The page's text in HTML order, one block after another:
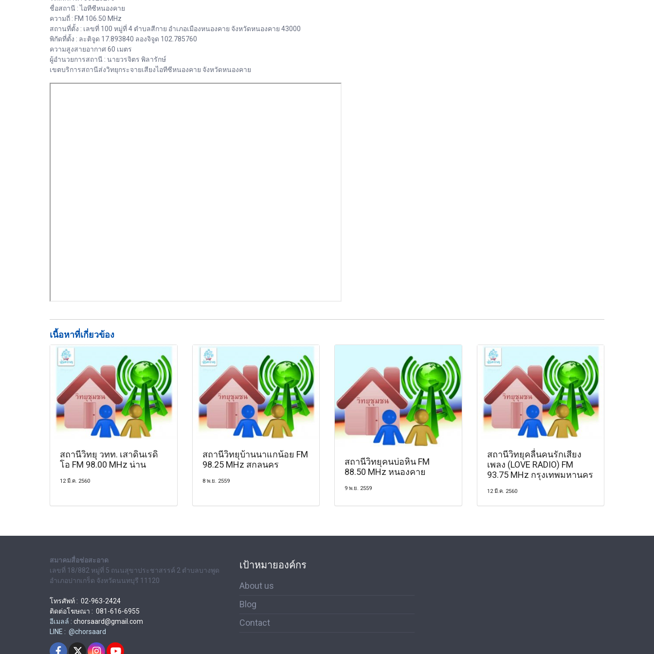
ชื่อสถานี : ไอทีซีหนองคาย
ความถี่ : FM 106.50 MHz
สถานที่ตั้ง : เลขที่ 100 หมู่ที่ 4 ตำบลสีกาย อำเภอเมืองหนองคาย จังหวัดหนองคาย 43000
พิกัดที่ตั้ง : ละติจูด 17.893840 ลองจิจูด 102.785760
ความสูงสายอากาศ 60 เมตร
ผู้อำนวยการสถานี : นายวรจิตร พิลารักษ์
เขตบริการสถานีส่งวิทยุกระจายเสียงไอทีซีหนองคาย จังหวัดหนองคาย
เนื้อหาที่เกี่ยวข้อง
สถานีวิทยุ วทท. เสาดินเรดิ
โอ FM 98.00 MHz น่าน
12 มี.ค. 2560
สถานีวิทยุบ้านนาแกน้อย FM
98.25 MHz สกลนคร
8 พ.ย. 2559
สถานีวิทยุคนบ่อหิน FM
88.50 MHz หนองคาย
9 พ.ย. 2559
สถานีวิทยุคลื่นคนรักเสียง
เพลง (LOVE RADIO) FM
93.75 MHz กรุงเทพมหานคร
12 มี.ค. 2560
สมาคมสื่อช่อสะอาด
เลขที่ 18/882 หมู่ที่ 5 ถนนสุขาประชาสรรค์ 2 ตำบลบางพูด
อำเภอปากเกร็ด จังหวัดนนทบุรี 11120
โทรศัพท์ : 02-963-2424
ติดต่อโฆษณา : 081-616-6955
อีเมลล์ : chorsaard@gmail.com
LINE : @chorsaard
เป้าหมายองค์กร
About us
Blog
Contact